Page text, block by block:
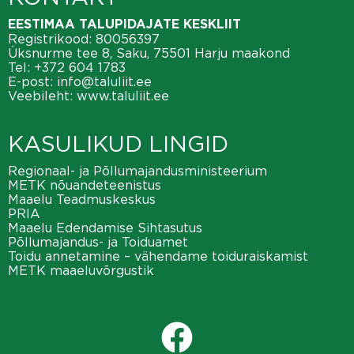
EESTIMAA TALUPIDAJATE KESKLIIT
Registrikood: 80056397
Üksnurme tee 8, Saku, 75501 Harju maakond
Tel: +372 604 1783
E-post: info@taluliit.ee
Veebileht: www.taluliit.ee
KASULIKUD LINGID
Regionaal- ja Põllumajandusministeerium
METK nõuandeteenistus
Maaelu Teadmuskeskus
PRIA
Maaelu Edendamise Sihtasutus
Põllumajandus- ja Toiduamet
Toidu annetamine – vähendame toiduraiskamist
METK maaeluvõrgustik